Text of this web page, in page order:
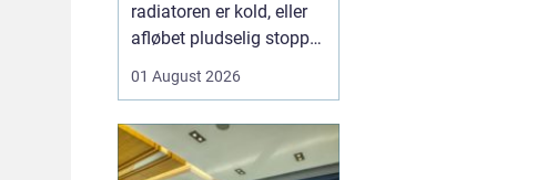
radiatoren er kold, eller
afløbet pludselig stopper
hvor vigtig en
er i hverdagen. I Faxe og
omegn spiller de lokale
01 August 2026